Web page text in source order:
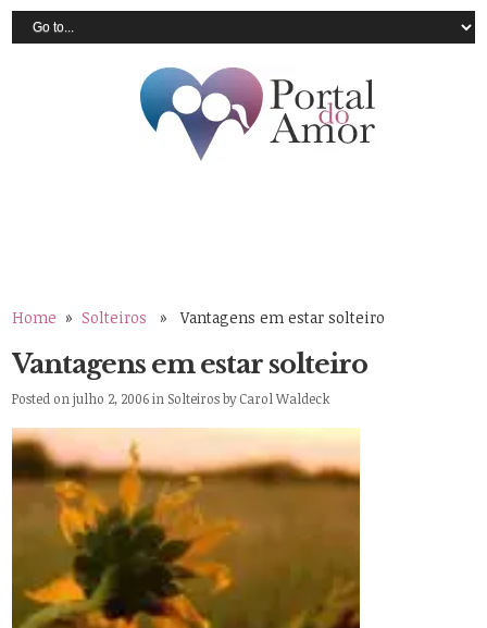
Home »Solteiros » Vantagens em estar solteiro
Vantagens em estar solteiro
Posted on julho 2, 2006 in SolteirosbyCarol Waldeck